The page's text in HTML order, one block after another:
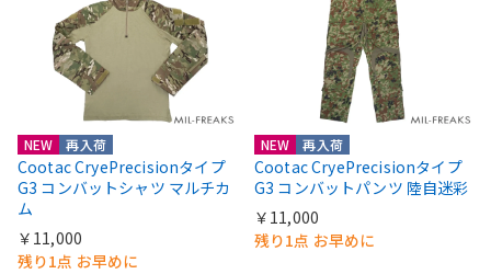
NEW 再入荷
Cootac CryePrecisionタイプ
G3 コンバットシャツ マルチカ
ム
￥11,000
残り1点 お早めに
NEW 再入荷
Cootac CryePrecisionタイプ
G3 コンバットパンツ 陸自迷彩
￥11,000
残り1点 お早めに